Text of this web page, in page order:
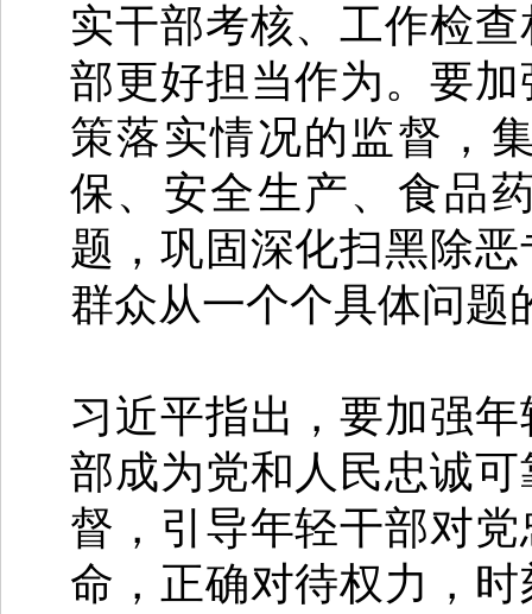
实干部考核、工作检
部更好担当作为。要
策落实情况的监督，
保、安全生产、食品
题，巩固深化扫黑除
群众从一个个具体问题
习近平指出，要加强
部成为党和人民忠诚
督，引导年轻干部对
命，正确对待权力，